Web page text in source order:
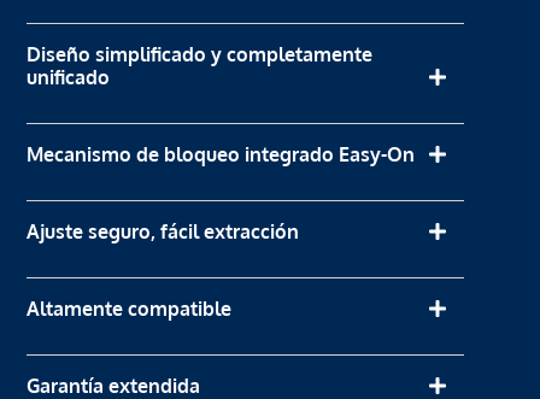
Diseño simplificado y completamente
unificado
Mecanismo de bloqueo integrado Easy-On
Ajuste seguro, fácil extracción
Altamente compatible
Garantía extendida